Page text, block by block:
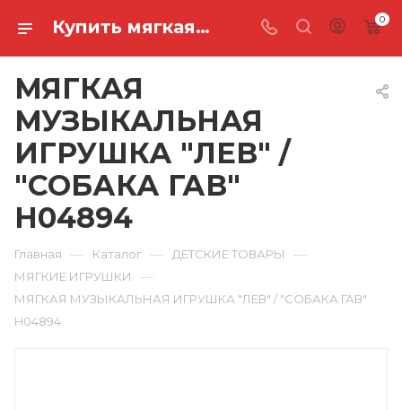
Купить мягкая музыкальная игрушка "лев" / "собака гав" H04894 в Ростове-на-Дону 0
МЯГКАЯ
МУЗЫКАЛЬНАЯ
ИГРУШКА "ЛЕВ" /
"СОБАКА ГАВ"
H04894
Главная — Каталог — ДЕТСКИЕ ТОВАРЫ —
МЯГКИЕ ИГРУШКИ —
МЯГКАЯ МУЗЫКАЛЬНАЯ ИГРУШКА "ЛЕВ" / "СОБАКА ГАВ"
H04894